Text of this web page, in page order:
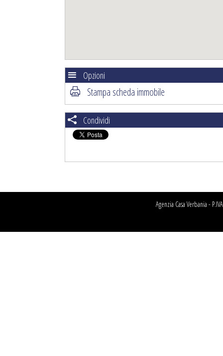
Opzioni
Stampa scheda immobile
Condividi
Agenzia Casa Verbania -